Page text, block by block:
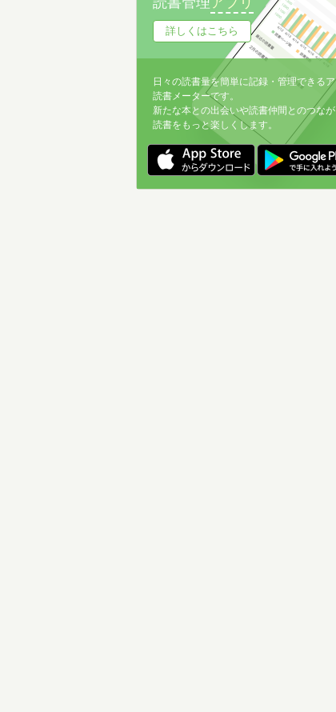
詳しくはこちら
日々の読書量を簡単に記録・管理できる
読書メーターです。
新たな本との出会いや読書仲間とのつなが
読書をもっと楽しくします。